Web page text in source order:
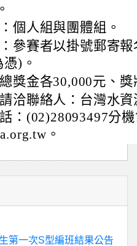
個人組與團體組。
參賽者以掛號郵寄
)。
獎金各30,000元、獎
洽聯絡人：台灣水
：(02)28093497分
。
第一次S型編班結果公告